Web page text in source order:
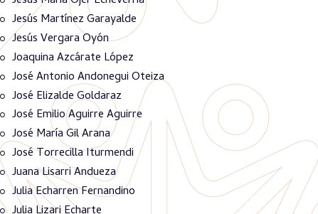
Jesús Martínez Garayalde
Jesús Vergara Oyón
Joaquina Azcárate López
José Antonio Andonegui Oteiza
José Elizalde Goldaraz
José Emilio Aguirre Aguirre
José María Gil Arana
José Torrecilla Iturmendi
Juana Lisarri Andueza
Julia Echarren Fernandino